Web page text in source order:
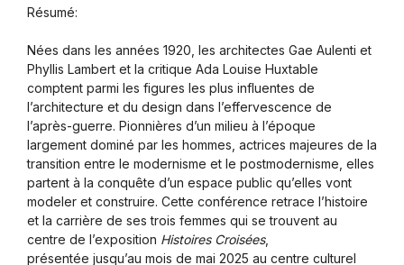
Résumé:
Nées dans les années 1920, les architectes Gae Aulenti et
Phyllis Lambert et la critique Ada Louise Huxtable
comptent parmi les figures les plus influentes de
l’architecture et du design dans l’effervescence de
l’après-guerre. Pionnières d’un milieu à l’époque
largement dominé par les hommes, actrices majeures de la
transition entre le modernisme et le postmodernisme, elles
partent à la conquête d’un espace public qu’elles vont
modeler et construire. Cette conférence retrace l’histoire
et la carrière de ses trois femmes qui se trouvent au
centre de l’exposition Histoires Croisées,
présentée jusqu’au mois de mai 2025 au centre culturel